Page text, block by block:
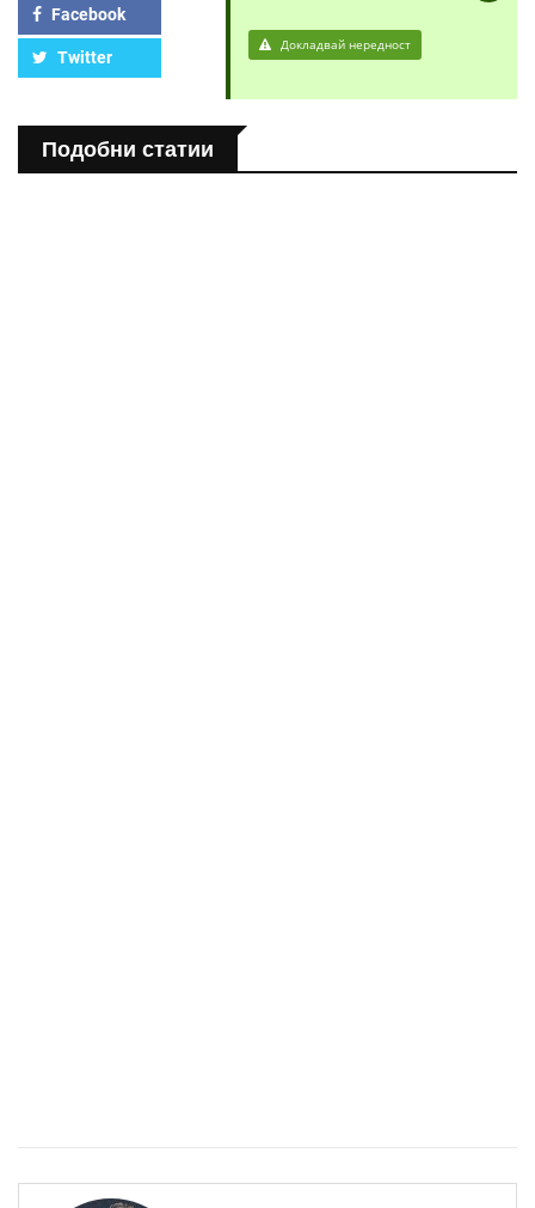
Facebook
Twitter
Докладвай нередност
Подобни статии